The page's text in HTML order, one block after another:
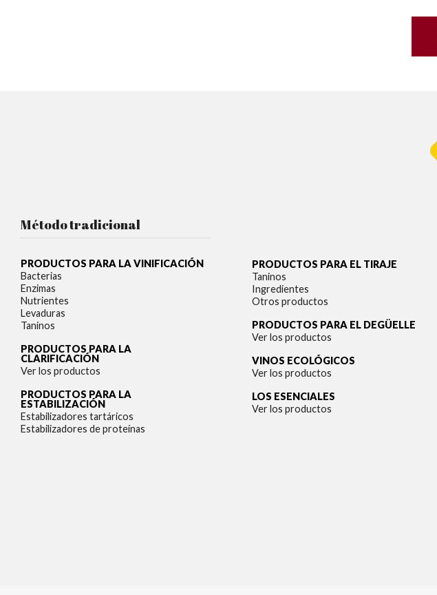
Método tradicional
PRODUCTOS PARA LA VINIFICACIÓN
Bacterias
Enzimas
Nutrientes
Levaduras
Taninos
PRODUCTOS PARA LA
CLARIFICACIÓN
Ver los productos
PRODUCTOS PARA LA
ESTABILIZACIÓN
Estabilizadores tartáricos
Estabilizadores de proteínas
PRODUCTOS PARA EL TIRAJE
Taninos
Ingredientes
Otros productos
PRODUCTOS PARA EL DEGÜELLE
Ver los productos
VINOS ECOLÓGICOS
Ver los productos
LOS ESENCIALES
Ver los productos